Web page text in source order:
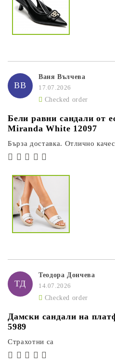
ВВ
Ваня Вълчева
17.07.2026
Checked order
Бели равни сандали от
Miranda White 12097
Бърза доставка. Отлично
ТД
Теодора Дончева
14.07.2026
Checked order
Дамски сандали на
5989
Страхотни са